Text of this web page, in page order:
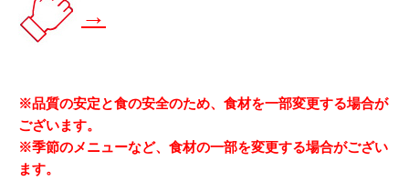
→
※品質の安定と食の安全のため、食材を一部変更する場合が
ございます。
※季節のメニューなど、食材の一部を変更する場合がござい
ます。